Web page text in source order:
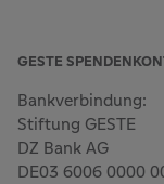
GESTE
Bankverbindung:
Stiftung GESTE
DZ Bank AG
DE03 6006 0000